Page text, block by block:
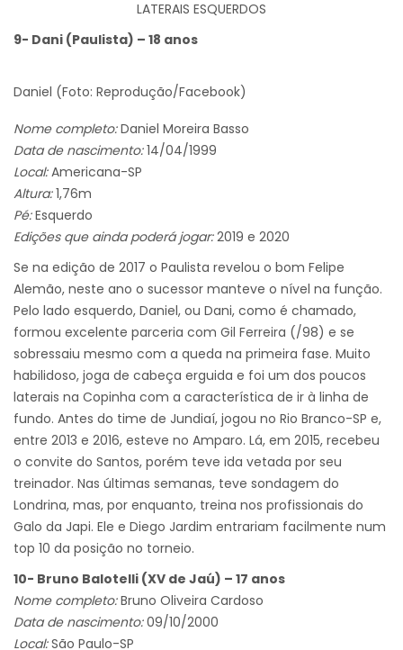
LATERAIS ESQUERDOS
9- Dani (Paulista) – 18 anos
Daniel (Foto: Reprodução/Facebook)
Nome completo:Daniel Moreira Basso
Data de nascimento:14/04/1999
Local:Americana-SP
Altura:1,76m
Pé:Esquerdo
Edições que ainda poderá jogar:2019 e 2020
Se na edição de 2017 o Paulista revelou o bom Felipe
Alemão, neste ano o sucessor manteve o nível na função.
Pelo lado esquerdo, Daniel, ou Dani, como é chamado,
formou excelente parceria com Gil Ferreira (/98) e se
sobressaiu mesmo com a queda na primeira fase. Muito
habilidoso, joga de cabeça erguida e foi um dos poucos
laterais na Copinha com a característica de ir à linha de
fundo. Antes do time de Jundiaí, jogou no Rio Branco-SP e,
entre 2013 e 2016, esteve no Amparo. Lá, em 2015, recebeu
o convite do Santos, porém teve ida vetada por seu
treinador. Nas últimas semanas, teve sondagem do
Londrina, mas, por enquanto, treina nos profissionais do
Galo da Japi. Ele e Diego Jardim entrariam facilmente num
top 10 da posição no torneio.
10- Bruno Balotelli (XV de Jaú) – 17 anos
Nome completo:Bruno Oliveira Cardoso
Data de nascimento:09/10/2000
Local:São Paulo-SP